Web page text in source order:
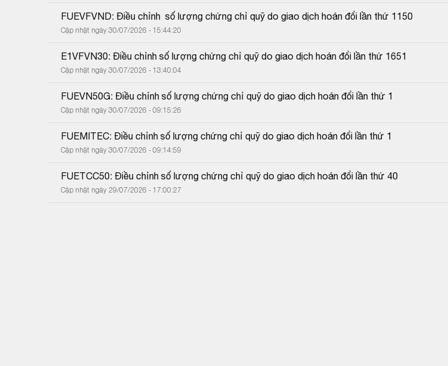
FUEVFVND: Điều chỉnh  số lượng chứng chỉ quỹ do giao dịch hoán đổi lần thứ 1150
Cập nhật ngày 30/07/2026 - 15:44:20
E1VFVN30: Điều chỉnh số lượng chứng chỉ quỹ do giao dịch hoán đổi lần thứ 1651
Cập nhật ngày 30/07/2026 - 13:40:04
FUEVN50G: Điều chỉnh số lượng chứng chỉ quỹ do giao dịch hoán đổi lần thứ 1
Cập nhật ngày 30/07/2026 - 09:15:26
FUEMITEC: Điều chỉnh số lượng chứng chỉ quỹ do giao dịch hoán đổi lần thứ 1
Cập nhật ngày 30/07/2026 - 09:14:59
FUETCC50: Điều chỉnh số lượng chứng chỉ quỹ do giao dịch hoán đổi lần thứ 40
Cập nhật ngày 29/07/2026 - 17:00:27